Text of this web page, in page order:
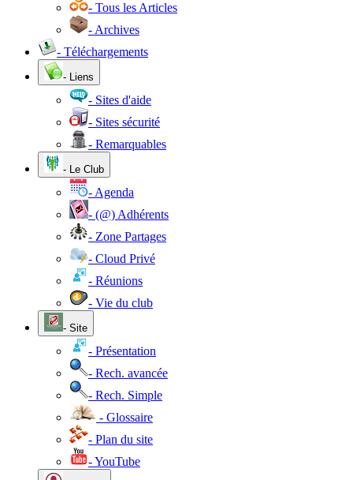
- Tous les Articles
- Archives
- Téléchargements
- Liens
- Sites d'aide
- Sites sécurité
- Remarquables
- Le Club
- Agenda
- (@) Adhérents
- Zone Partages
- Cloud Privé
- Réunions
- Vie du club
- Site
- Présentation
- Rech. avancée
- Rech. Simple
- Glossaire
- Plan du site
- YouTube